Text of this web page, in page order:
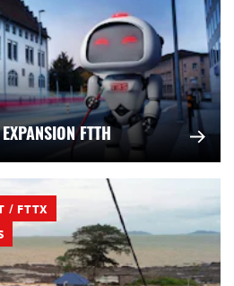
FTTH
/ FTTX